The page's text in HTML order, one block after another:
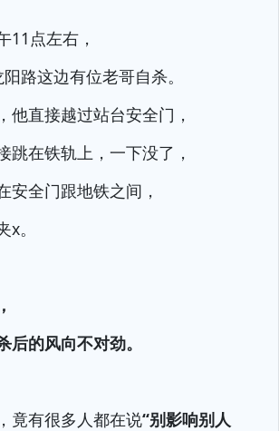
11点左右，
路这边有位老哥自杀。
他直接越过站台安全门，
跳在铁轨上，一下没了，
安全门跟地铁之间，
。
后的风向不对劲。
竟有很多人都在说“别影响别人